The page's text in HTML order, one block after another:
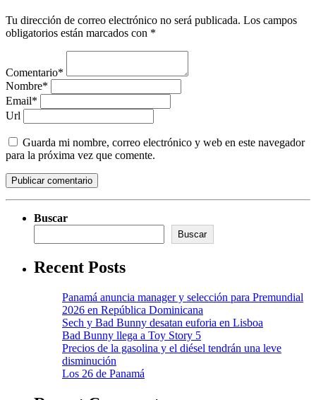
Tu dirección de correo electrónico no será publicada. Los campos
obligatorios están marcados con *
Comentario*
Nombre*
Email*
Url
Guarda mi nombre, correo electrónico y web en este navegador
para la próxima vez que comente.
Buscar
Buscar
Recent Posts
Panamá anuncia manager y selección para Premundial
2026 en República Dominicana
Sech y Bad Bunny desatan euforia en Lisboa
Bad Bunny llega a Toy Story 5
Precios de la gasolina y el diésel tendrán una leve
disminución
Los 26 de Panamá